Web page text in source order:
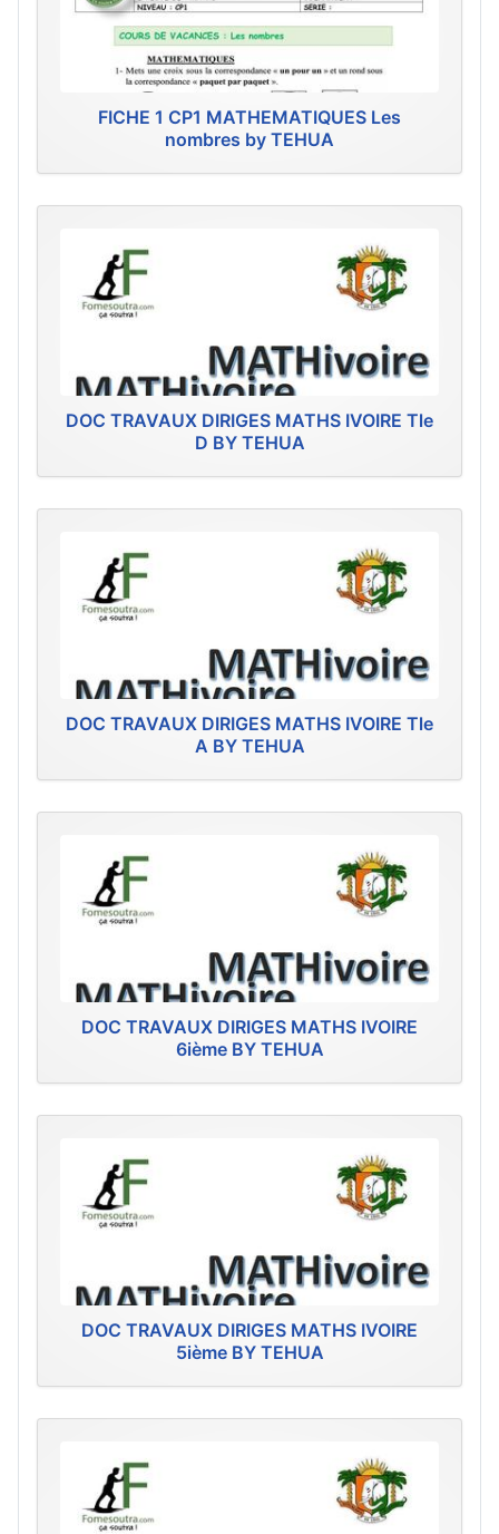
FICHE 1 CP1 MATHEMATIQUES Les
nombres by TEHUA
DOC TRAVAUX DIRIGES MATHS IVOIRE Tle
D BY TEHUA
DOC TRAVAUX DIRIGES MATHS IVOIRE Tle
A BY TEHUA
DOC TRAVAUX DIRIGES MATHS IVOIRE
6ième BY TEHUA
DOC TRAVAUX DIRIGES MATHS IVOIRE
5ième BY TEHUA